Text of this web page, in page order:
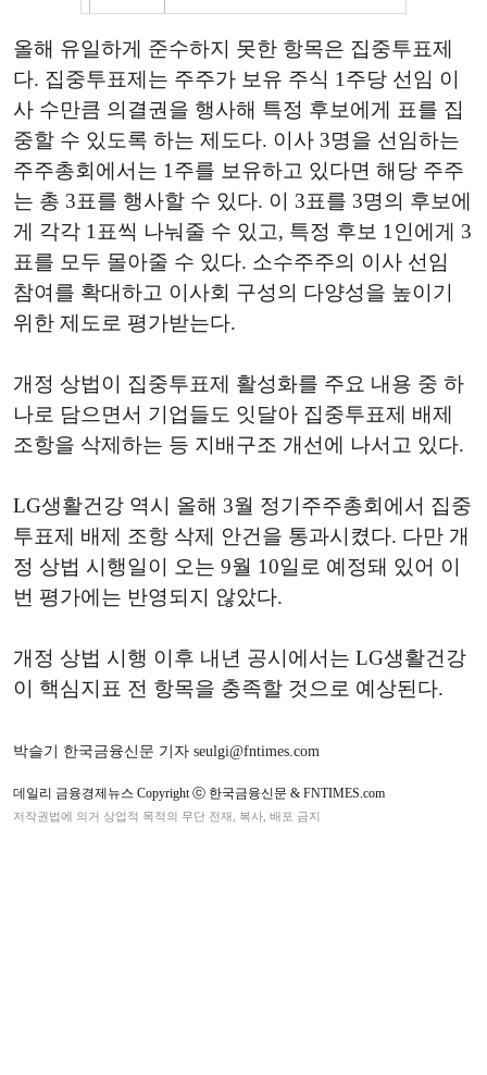
올해 유일하게 준수하지 못한 항목은 집중투표제
다. 집중투표제는 주주가 보유 주식 1주당 선임 이
사 수만큼 의결권을 행사해 특정 후보에게 표를 집
중할 수 있도록 하는 제도다. 이사 3명을 선임하는
주주총회에서는 1주를 보유하고 있다면 해당 주주
는 총 3표를 행사할 수 있다. 이 3표를 3명의 후보에
게 각각 1표씩 나눠줄 수 있고, 특정 후보 1인에게 3
표를 모두 몰아줄 수 있다. 소수주주의 이사 선임
참여를 확대하고 이사회 구성의 다양성을 높이기
위한 제도로 평가받는다.
개정 상법이 집중투표제 활성화를 주요 내용 중 하
나로 담으면서 기업들도 잇달아 집중투표제 배제
조항을 삭제하는 등 지배구조 개선에 나서고 있다.
LG생활건강 역시 올해 3월 정기주주총회에서 집중
투표제 배제 조항 삭제 안건을 통과시켰다. 다만 개
정 상법 시행일이 오는 9월 10일로 예정돼 있어 이
번 평가에는 반영되지 않았다.
개정 상법 시행 이후 내년 공시에서는 LG생활건강
이 핵심지표 전 항목을 충족할 것으로 예상된다.
박슬기 한국금융신문 기자 seulgi@fntimes.com
데일리 금융경제뉴스 Copyright ⓒ 한국금융신문 & FNTIMES.com
저작권법에 의거 상업적 목적의 무단 전재, 복사, 배포 금지